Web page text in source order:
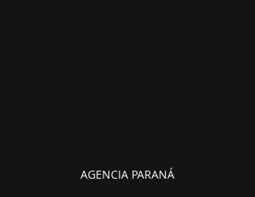
AGENCIA PARANÁ